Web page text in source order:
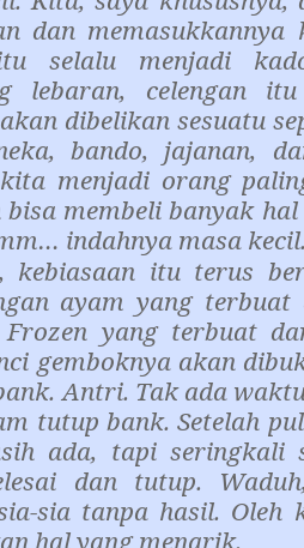
dan memasukkannya
selalu menjadi
lebaran, celengan
dibelikan sesuatu
bando, jajanan,
menjadi orang
bisa membeli banyak
indahnya masa
kebiasaan itu terus
ayam yang
Frozen yang terbuat
gemboknya akan
Antri. Tak ada
tutup bank. Setelah
ada, tapi
dan tutup.
sia tanpa hasil. Oleh
hal yang menarik.